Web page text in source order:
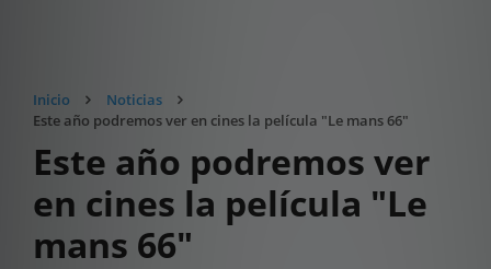
Inicio
Noticias
Este año podremos ver en cines la película "Le mans 66"
Este año podremos ver
en cines la película "Le
mans 66"